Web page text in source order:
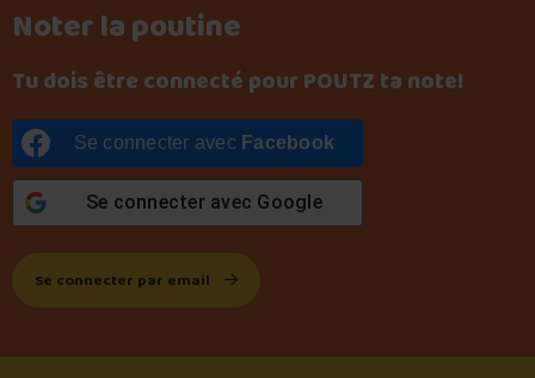
Noter la poutine
Tu dois être connecté pour POUTZ ta note!
Se connecter avec Facebook
Se connecter avec Google
Se connecter par email